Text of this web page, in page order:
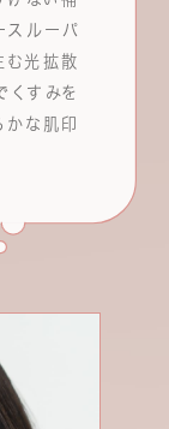
スルーパ
む光拡散
くすみを
かな肌印